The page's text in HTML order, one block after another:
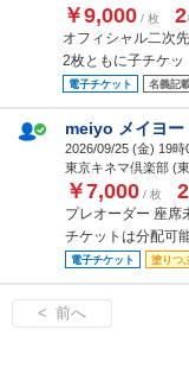
￥9,000 / 枚 2
オフィシャル二次
2枚ともに子チケッ
電子チケット 名義記
meiyo メイヨ
2026/09/25 (金) 19時
東京キネマ倶楽部 (
￥7,000 / 枚 2
プレオーダー 座席
チケットは分配可
電子チケット 塗りつ
< 前へ